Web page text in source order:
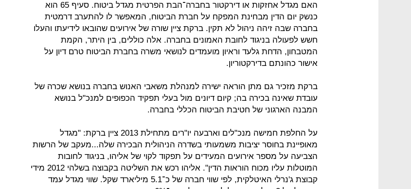
האם מגדל אחזקות או דירקטור בחברה־הבת הפרטית מגדל ביטוח. סעיף 65 הוא
כנשק יום הדין מבחינת המפקח על חברת הביטוח, המאפשר לו להתערב דרמטית
בחברה שבה זיהה ניהול לא תקין. ברקת ציין שורה של אירועים שהובאו לידיעתו והעלו
חשש לפעולה בניגוד לחובת האמונים בחברה. אלה כוללים, בין היתר, הקמת
המטבחון, הדחת גלעד וראיון מועמדים לנושאי משרה בחברת הביטוח טרם דיון על
אישור כהונתם בדירקטוריון.
ברקת מזכיר גם מתן הוראה ישירה למנהלת משאבי האנוש בחברה בנושא שכרה של
עובדת שאינה בכירה בה; קיום דיונים מול בעלי תפקיד הכפופים למנכ"ל בנושא
המבנה הארגוני של חטיבת הביטוח הכללי בחברה.
על החלפת חמישה מנכ"לים וארבעה יו"רים מתחילת 2013 ציין ברקת: "מגדל
מאופיינת בחוסר יציבות משמעותי בשדרה הניהולית הבכירה שלה...מעקב של הרשות
הצביעה על מספר אירועים המעידים על תפקוד לקוי של אליהו, בניגוד לחובות
המוטלות עליו מכוח הוראות הדין". אליהו רכש את השליטה בקבוצה בשלהי 2012 מידי
קבוצת ג'נרלי האיטלקית, לפי שווי חברה של כ־5.1 מיליארד שקל. שווי מגדל עמד